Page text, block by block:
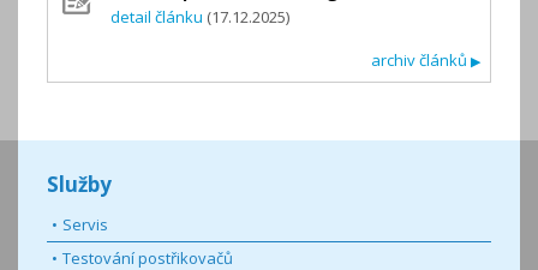
detail článku (17.12.2025)
archiv článků ▶
Služby
Servis
Testování postřikovačů